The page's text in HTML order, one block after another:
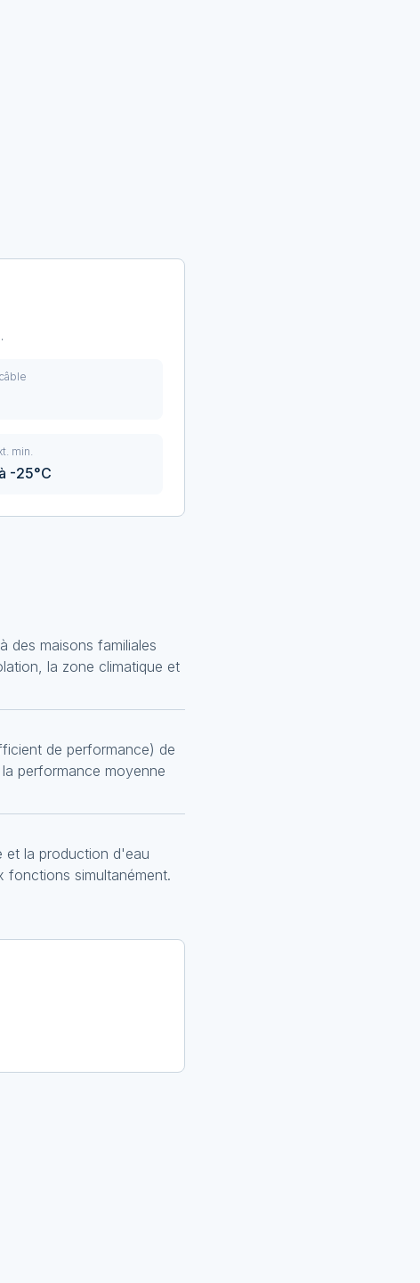
min.
-25°C
des maisons familiales
la zone climatique et
de performance) de
performance moyenne
et la production d'eau
fonctions simultanément.